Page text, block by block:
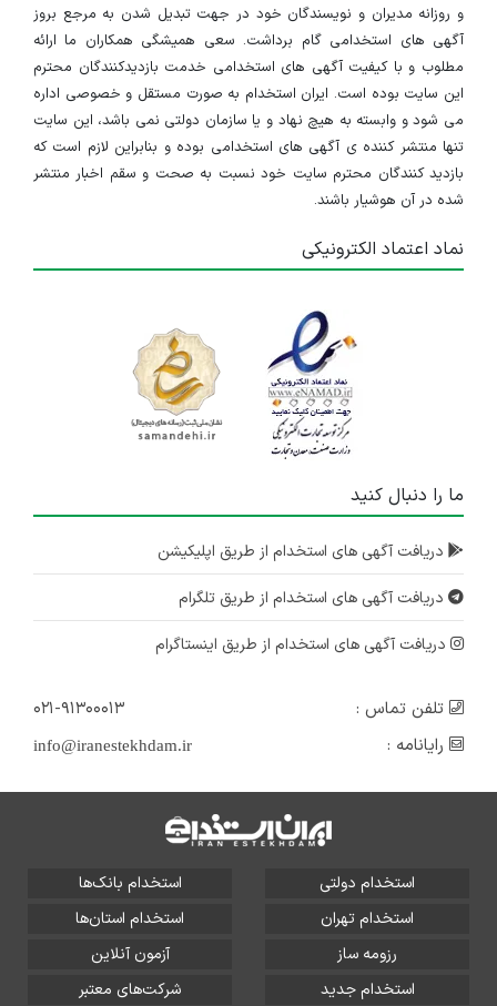
و روزانه مدیران و نویسندگان خود در جهت تبدیل شدن به مرجع بروز
آگهی های استخدامی گام برداشت. سعی همیشگی همکاران ما ارائه
مطلوب و با کیفیت آگهی های استخدامی خدمت بازدیدکنندگان محترم
این سایت بوده است. ایران استخدام به صورت مستقل و خصوصی اداره
می شود و وابسته به هیچ نهاد و یا سازمان دولتی نمی باشد، این سایت
تنها منتشر کننده ی آگهی های استخدامی بوده و بنابراین لازم است که
بازدید کنندگان محترم سایت خود نسبت به صحت و سقم اخبار منتشر
شده در آن هوشیار باشند.
نماد اعتماد الکترونیکی
ما را دنبال کنید
دریافت آگهی های استخدام از طریق اپلیکیشن
دریافت آگهی های استخدام از طریق تلگرام
دریافت آگهی های استخدام از طریق اینستاگرام
تلفن تماس :
۰۲۱-۹۱۳۰۰۰۱۳
رایانامه :
info@iranestekhdam.ir
استخدام دولتی
استخدام بانک‌ها
استخدام تهران
استخدام استان‌ها
رزومه ساز
آزمون آنلاین
استخدام جدید
شرکت‌های معتبر